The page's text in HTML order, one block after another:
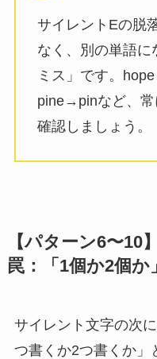
サイレントEの脱
なく、別の単語
ミス」です。
pine→pinなど、常
確認しましょう。
【パターン6〜10
罠：「1個か2個か
サイレント文字の次
つ書くか2つ書くか」